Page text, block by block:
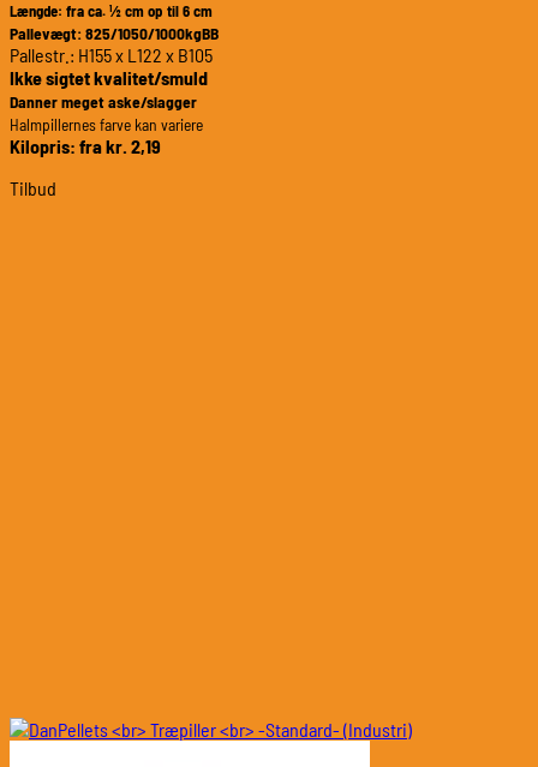
Længde: fra ca. ½ cm op til 6 cm
Pallevægt: 825/1050/1000kgBB
Pallestr.: H155 x L122 x B105
Ikke sigtet kvalitet/smuld
Danner meget aske/slagger
Halmpillernes farve kan variere
Kilopris: fra kr. 2,19
Tilbud